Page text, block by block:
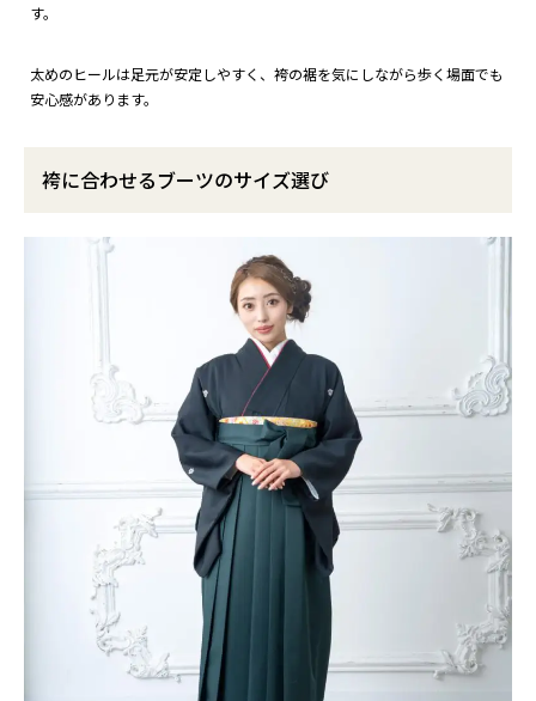
す。
太めのヒールは足元が安定しやすく、袴の裾を気にしながら歩く場面でも
安心感があります。
袴に合わせるブーツのサイズ選び